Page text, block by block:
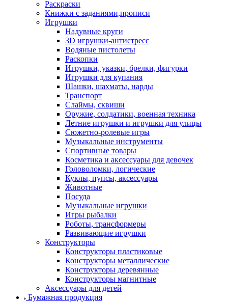
Раскраски
Книжки с заданиями,прописи
Игрушки
Надувные круги
3D игрушки-антистресс
Водяные пистолеты
Раскопки
Игрушки, указки, брелки, фигурки
Игрушки для купания
Шашки, шахматы, нарды
Транспорт
Слаймы, сквиши
Оружие, солдатики, военная техника
Летние игрушки и игрушки для улицы
Сюжетно-ролевые игры
Музыкальные инструменты
Спортивные товары
Косметика и аксессуары для девочек
Головоломки, логические
Куклы, пупсы, аксессуары
Животные
Посуда
Музыкальные игрушки
Игры рыбалки
Роботы, трансформеры
Развивающие игрушки
Конструкторы
Конструкторы пластиковые
Конструкторы металлические
Конструкторы деревянные
Конструкторы магнитные
Аксессуары для детей
Бумажная продукция